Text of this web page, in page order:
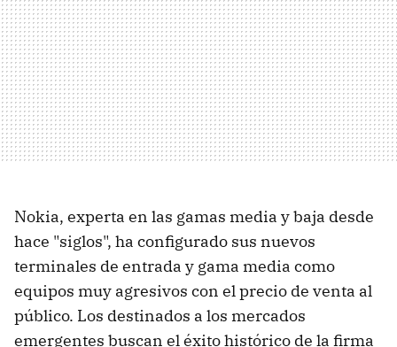
Nokia, experta en las gamas media y baja desde
hace "siglos", ha configurado sus nuevos
terminales de entrada y gama media como
equipos muy agresivos con el precio de venta al
público. Los destinados a los mercados
emergentes buscan el éxito histórico de la firma